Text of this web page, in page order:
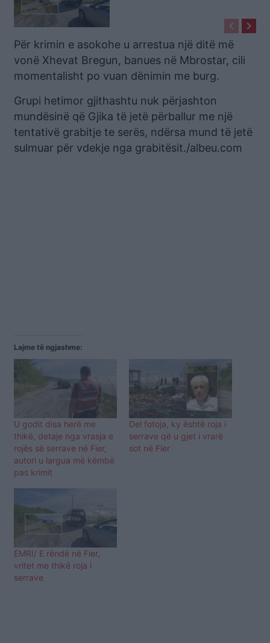
keyboard_arrow_left keyboard_arrow_right
Për krimin e asokohe u arrestua një ditë më
vonë Xhevat Bregun, banues në Mbrostar, cili
momentalisht po vuan dënimin me burg.
Grupi hetimor gjithashtu nuk përjashton
mundësinë që Gjika të jetë përballur me një
tentativë grabitje te serës, ndërsa mund të jetë
sulmuar për vdekje nga grabitësit./albeu.com
Lajme të ngjashme:
U godit disa herë me
thikë, detaje nga vrasja e
rojës së serrave në Fier,
autori u largua më këmbë
pas krimit
Del fotoja, ky është roja i
serrave që u gjet i vrarë
sot në Fier
EMRI/ E rëndë në Fier,
vritet me thikë roja i
serrave